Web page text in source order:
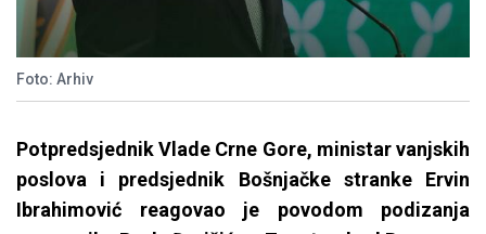
Foto: Arhiv
Potpredsjednik Vlade Crne Gore, ministar vanjskih
poslova i predsjednik Bošnjačke stranke Ervin
Ibrahimović reagovao je povodom podizanja